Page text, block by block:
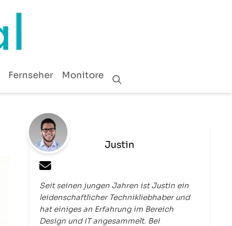
Fernseher Monitore
Justin
Seit seinen jungen Jahren ist Justin ein
leidenschaftlicher Technikliebhaber und
hat einiges an Erfahrung im Bereich
Design und IT angesammelt. Bei